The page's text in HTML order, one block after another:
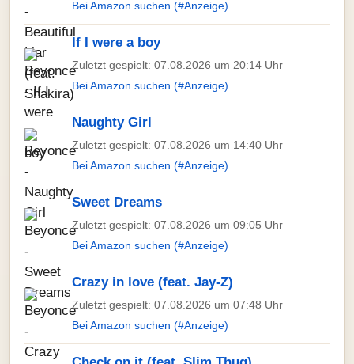
Bei Amazon suchen (#Anzeige)
If I were a boy
Zuletzt gespielt: 07.08.2026 um 20:14 Uhr
Bei Amazon suchen (#Anzeige)
Naughty Girl
Zuletzt gespielt: 07.08.2026 um 14:40 Uhr
Bei Amazon suchen (#Anzeige)
Sweet Dreams
Zuletzt gespielt: 07.08.2026 um 09:05 Uhr
Bei Amazon suchen (#Anzeige)
Crazy in love (feat. Jay-Z)
Zuletzt gespielt: 07.08.2026 um 07:48 Uhr
Bei Amazon suchen (#Anzeige)